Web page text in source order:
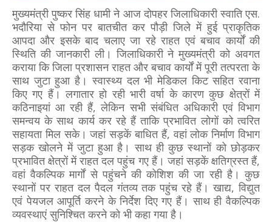
मुख्यमंत्री पुष्कर सिंह धामी ने आज दोपहर जिलाधिकारी स्वाति एस.
भदौरिया से फोन पर बातचीत कर पौड़ी जिले में हुई प्राकृतिक
आपदा और इसके बाद चलाए जा रहे राहत एवं बचाव कार्यों की
स्थिति की जानकारी ली। जिलाधिकारी ने मुख्यमंत्री को अवगत
कराया कि जिला प्रशासन राहत और बचाव कार्यों में पूरी तत्परता के
साथ जुटा हुआ है। स्वास्थ्य दल भी मेडिकल किट‌ सहित रवाना
किए गए हैं। लगातार हो रही भारी वर्षा के कारण कुछ क्षेत्रों में
कठिनाइयां आ रही हैं, लेकिन सभी संबंधित अधिकारी एवं विभाग
समन्वय के साथ कार्य कर रहे हैं ताकि प्रभावित लोगों को त्वरित
सहायता मिल सके। जहां सड़कें बाधित हैं, वहां लोक निर्माण विभाग
सड़क खोलने में जुटा हुआ है। साथ ही कुछ स्थानों को छोड़कर
प्रभावित क्षेत्रों में राहत दल पहुंच गए हैं। जहां सड़कें क्षतिग्रस्त हैं,
वहां वैकल्पिक मार्गों से पहुंचने की कोशिश की जा रही है। कुछ
स्थानों पर राहत दल पैदल गंतव्य तक पहुंच रहे हैं। खाद्य, विद्युत
एवं पेयजल आपूर्ति करने के निर्देश दिए गए हैं। साथ ही वैकल्पिक
व्यवस्थाएं सुनिश्चित करने को भी कहा गया है।